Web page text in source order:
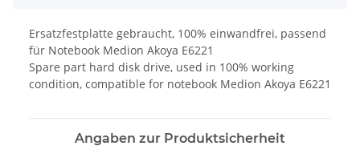
Ersatzfestplatte gebraucht, 100% einwandfrei, passend
für Notebook Medion Akoya E6221
Spare part hard disk drive, used in 100% working
condition, compatible for notebook Medion Akoya E6221
Angaben zur Produktsicherheit